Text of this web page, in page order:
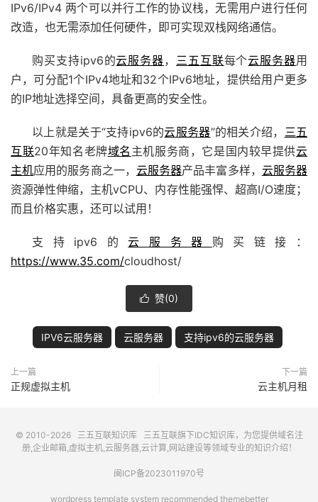
IPv6/IPv4 两个可以并行工作的协议栈，无需用户进行任何
改造，也无需添加任何硬件，即可实现双栈网络通信。
购买支持ipv6的云服务器， 三五互联每个云服务器用
户，可分配1个IPv4地址和32个IPv6地址，提供给用户更多
的IP地址选择空间，具备更高的安全性。
以上就是关于“支持ipv6的云服务器”的相关介绍， 三五
互联20年知名老牌域名 主机服务商，它是国内较早提供云
主机应用的服务商之一， 云服务器产品丰富多样， 云服务器
资源弹性伸缩，主机vCPU、内存性能强悍、超高I/O速度；
而且价格实惠，还可以试用！
支持ipv6的云服务器 购买链接：
https://www.35.com/cloudhost/
 赞(0)
IPV6云服务器 云服务器 支持ipv6的云服务器
上一篇
正规虚拟主机
下一篇
云主机月租
© 2010-2026 三五互联知识库 三五互联旗下IDC知识库，为您提供域名注
册,企业邮箱,虚拟主机,云服务器,云计算,网站建设等领域专业的知识介绍！
闽ICP备2023011970号
wordpress template system recommended themebetter